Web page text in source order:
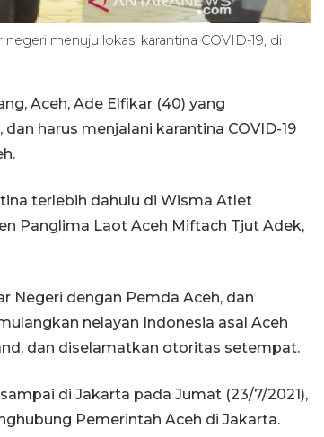
menuju lokasi karantina COVID-19, di
Aceh, Ade Elfikar (40) yang
harus menjalani karantina COVID-19
terlebih dahulu di Wisma Atlet
Panglima Laot Aceh Miftach Tjut Adek,
Negeri dengan Pemda Aceh, dan
nelayan Indonesia asal Aceh
dan diselamatkan otoritas setempat.
di Jakarta pada Jumat (23/7/2021),
Pemerintah Aceh di Jakarta.